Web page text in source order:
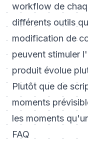
workflow de
différents outils
modification de
peuvent stimuler
produit évolue
Plutôt que de
moments
les moments
FAQ